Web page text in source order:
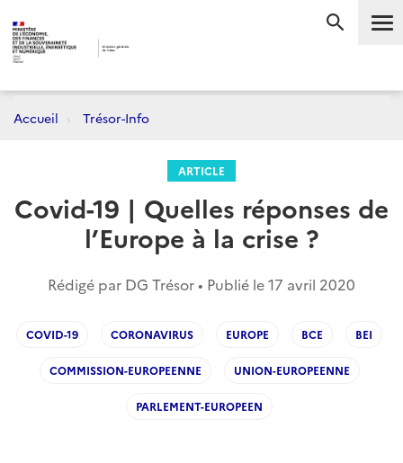
Accueil Trésor-Info
ARTICLE
Covid-19 | Quelles réponses de
l’Europe à la crise ?
Rédigé par DG Trésor • Publié le17 avril 2020
COVID-19 CORONAVIRUS EUROPE BCE BEI
COMMISSION-EUROPEENNE UNION-EUROPEENNE
PARLEMENT-EUROPEEN